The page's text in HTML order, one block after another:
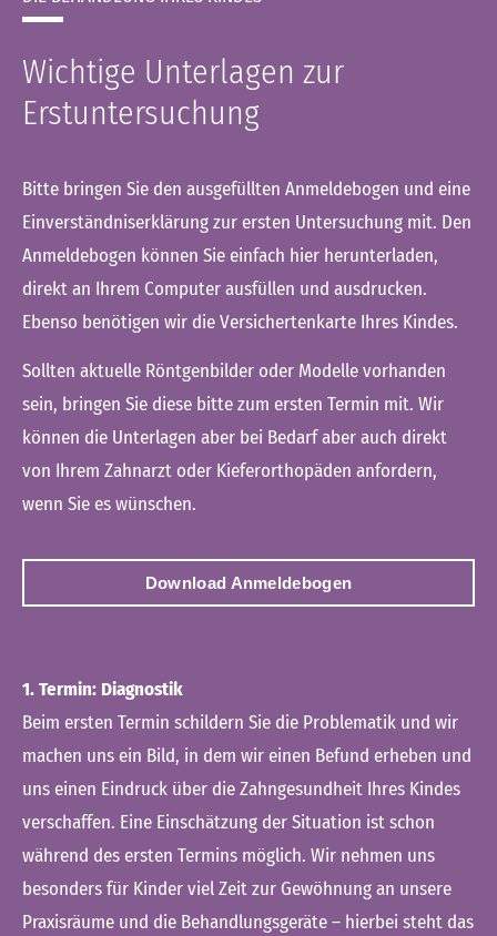
Wichtige Unterlagen zur
Erstuntersuchung
Bitte bringen Sie den ausgefüllten Anmeldebogen und eine
Einverständniserklärung zur ersten Untersuchung mit. Den
Anmeldebogen können Sie einfach hier herunterladen,
direkt an Ihrem Computer ausfüllen und ausdrucken.
Ebenso benötigen wir die Versichertenkarte Ihres Kindes.
Sollten aktuelle Röntgenbilder oder Modelle vorhanden
sein, bringen Sie diese bitte zum ersten Termin mit. Wir
können die Unterlagen aber bei Bedarf aber auch direkt
von Ihrem Zahnarzt oder Kieferorthopäden anfordern,
wenn Sie es wünschen.
Download Anmeldebogen
1. Termin: Diagnostik
Beim ersten Termin schildern Sie die Problematik und wir
machen uns ein Bild, in dem wir einen Befund erheben und
uns einen Eindruck über die Zahngesundheit Ihres Kindes
verschaffen. Eine Einschätzung der Situation ist schon
während des ersten Termins möglich. Wir nehmen uns
besonders für Kinder viel Zeit zur Gewöhnung an unsere
Praxisräume und die Behandlungsgeräte – hierbei steht das